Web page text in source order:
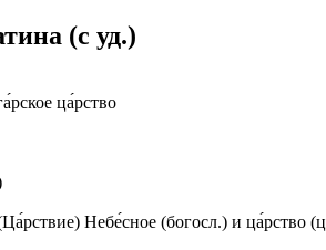
(c уд.)
ца́рство
Небе́сное (богосл.) и ца́рство